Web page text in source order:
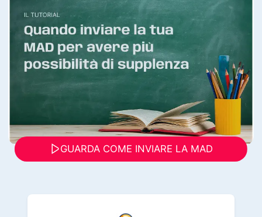
GUARDA COME INVIARE LA MAD